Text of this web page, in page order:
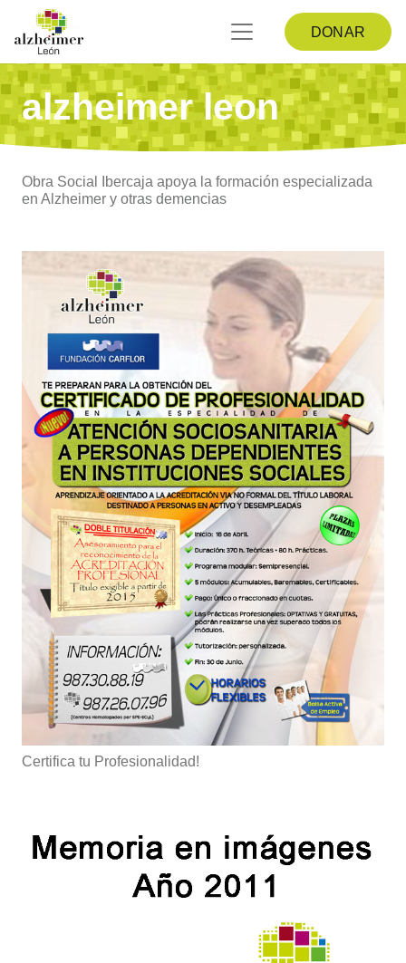
DONAR
alzheimer leon
Obra Social Ibercaja apoya la formación especializada
en Alzheimer y otras demencias
Certifica tu Profesionalidad!